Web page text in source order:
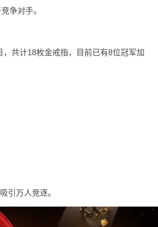
争对手。
共计18枚金戒指，目前已有8位冠军加
引万人竞逐。